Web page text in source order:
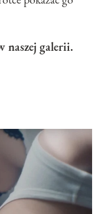
naszej galerii.